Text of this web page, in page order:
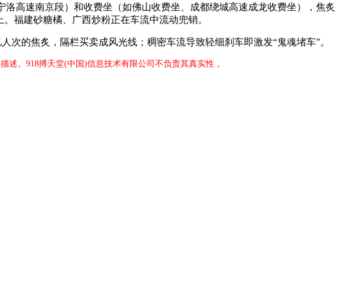
高速南京段）和收费坐（如佛山收费坐、成都绕城高速成龙收费坐），焦炙
福建砂糖橘、广西炒粉正在车流中流动兜销。
的焦炙，隔栏买卖成风光线；稠密车流导致轻细刹车即激发“鬼魂堵车”。
。918搏天堂(中国)信息技术有限公司不负责其真实性 。